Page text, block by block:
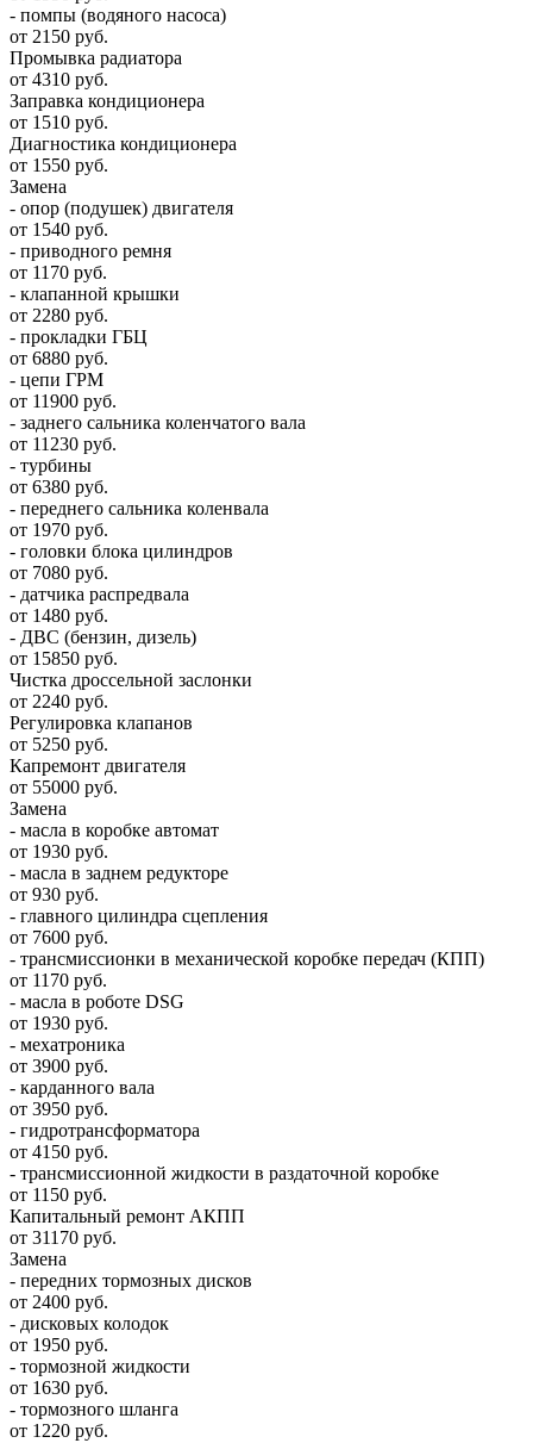
- помпы (водяного насоса)
от 2150 руб.
Промывка радиатора
от 4310 руб.
Заправка кондиционера
от 1510 руб.
Диагностика кондиционера
от 1550 руб.
Замена
- опор (подушек) двигателя
от 1540 руб.
- приводного ремня
от 1170 руб.
- клапанной крышки
от 2280 руб.
- прокладки ГБЦ
от 6880 руб.
- цепи ГРМ
от 11900 руб.
- заднего сальника коленчатого вала
от 11230 руб.
- турбины
от 6380 руб.
- переднего сальника коленвала
от 1970 руб.
- головки блока цилиндров
от 7080 руб.
- датчика распредвала
от 1480 руб.
- ДВС (бензин, дизель)
от 15850 руб.
Чистка дроссельной заслонки
от 2240 руб.
Регулировка клапанов
от 5250 руб.
Капремонт двигателя
от 55000 руб.
Замена
- масла в коробке автомат
от 1930 руб.
- масла в заднем редукторе
от 930 руб.
- главного цилиндра сцепления
от 7600 руб.
- трансмиссионки в механической коробке передач (КПП)
от 1170 руб.
- масла в роботе DSG
от 1930 руб.
- мехатроника
от 3900 руб.
- карданного вала
от 3950 руб.
- гидротрансформатора
от 4150 руб.
- трансмиссионной жидкости в раздаточной коробке
от 1150 руб.
Капитальный ремонт АКПП
от 31170 руб.
Замена
- передних тормозных дисков
от 2400 руб.
- дисковых колодок
от 1950 руб.
- тормозной жидкости
от 1630 руб.
- тормозного шланга
от 1220 руб.